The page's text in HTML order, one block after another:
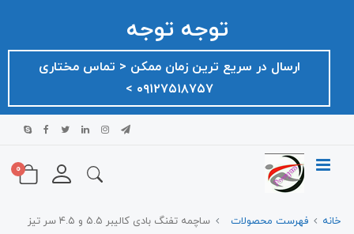
توجه توجه
ارسال در سریع ترین زمان ممکن ‌< تماس مختاری
۰۹۱۲۷۵۱۸۷۵۷ >
0
خانه فهرست محصولات ساچمه تفنگ بادی کالیبر ۵.۵ و ۴.۵ سر تیز